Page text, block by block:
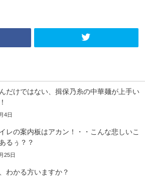
だけではない、揖保乃糸の中華麺が上手い
4日
レの案内板はアカン！・・こんな悲しいこ
るぅ？？
25日
わかる方いますか？